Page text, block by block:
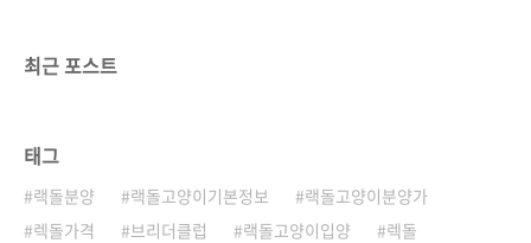
최근 포스트
태그
랙돌분양 랙돌고양이기본정보
랙돌고양이분양가
렉돌가격
브리더클럽 랙돌고양이입양
렉돌